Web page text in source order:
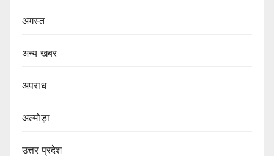
अगस्त
अन्य खबर
अपराध
अल्मोड़ा
उत्तर प्रदेश